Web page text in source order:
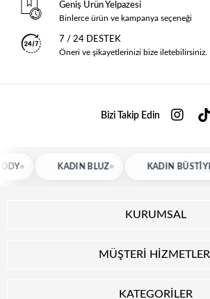
Geniş Ürün Yelpazesi
Binlerce ürün ve kampanya seçeneği
7 / 24 DESTEK
Öneri ve şikayetlerinizi bize iletebilirsiniz.
Bizi Takip Edin
KADIN BLUZ KADIN BÜSTIYER
KURUMSAL
MÜŞTERİ HİZMETLERİ
KATEGORİLER